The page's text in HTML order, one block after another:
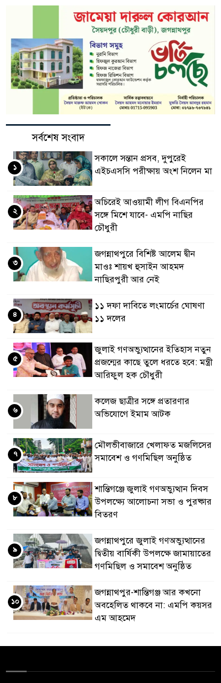
সর্বশেষ সংবাদ
সকালে সন্তান প্রসব, দুপুরেই
এইচএসসি পরীক্ষায় অংশ নিলেন মা
১
অচিরেই আওয়ামী লীগ বিএনপির
সঙ্গে মিশে যাবে- এমপি নাছির
চৌধুরী
২
জগন্নাথপুরে বিশিষ্ট আলেম দ্বীন
মাওঃ শায়খ হুসাইন আহমদ
নাছিরপুরী আর নেই
৩
১১ দফা দাবিতে লংমার্চের ঘোষণা
১১ দলের
৪
জুলাই গণঅভ্যুত্থানের ইতিহাস নতুন
প্রজন্মের কাছে তুলে ধরতে হবে: মন্ত্রী
আরিফুল হক চৌধুরী
৫
কলেজ ছাত্রীর সঙ্গে প্রতারণার
অভিযোগে ইমাম আটক
৬
মৌলভীবাজারে খেলাফত মজলিসের
সমাবেশ ও গণমিছিল অনুষ্ঠিত
৭
শান্তিগঞ্জে জুলাই গণঅভ্যুত্থান দিবস
উপলক্ষ্যে আলোচনা সভা ও পুরষ্কার
বিতরণ
৮
জগন্নাথপুরে জুলাই গণঅভ্যুত্থানের
দ্বিতীয় বার্ষিকী উপলক্ষে জামায়াতের
গণমিছিল ও সমাবেশ অনুষ্ঠিত
৯
জগন্নাথপুর-শান্তিগঞ্জ আর কখনো
অবহেলিত থাকবে না: এমপি কয়সর
এম আহমেদ
১০